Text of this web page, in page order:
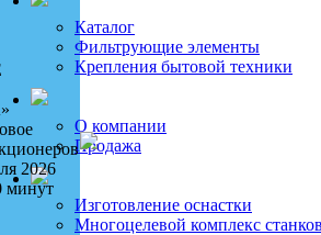
Каталог
Фильтрующие элементы
Крепления бытовой техники
О компании
Продажа
Изготовление оснастки
Многоцелевой комплекс
2026
минут